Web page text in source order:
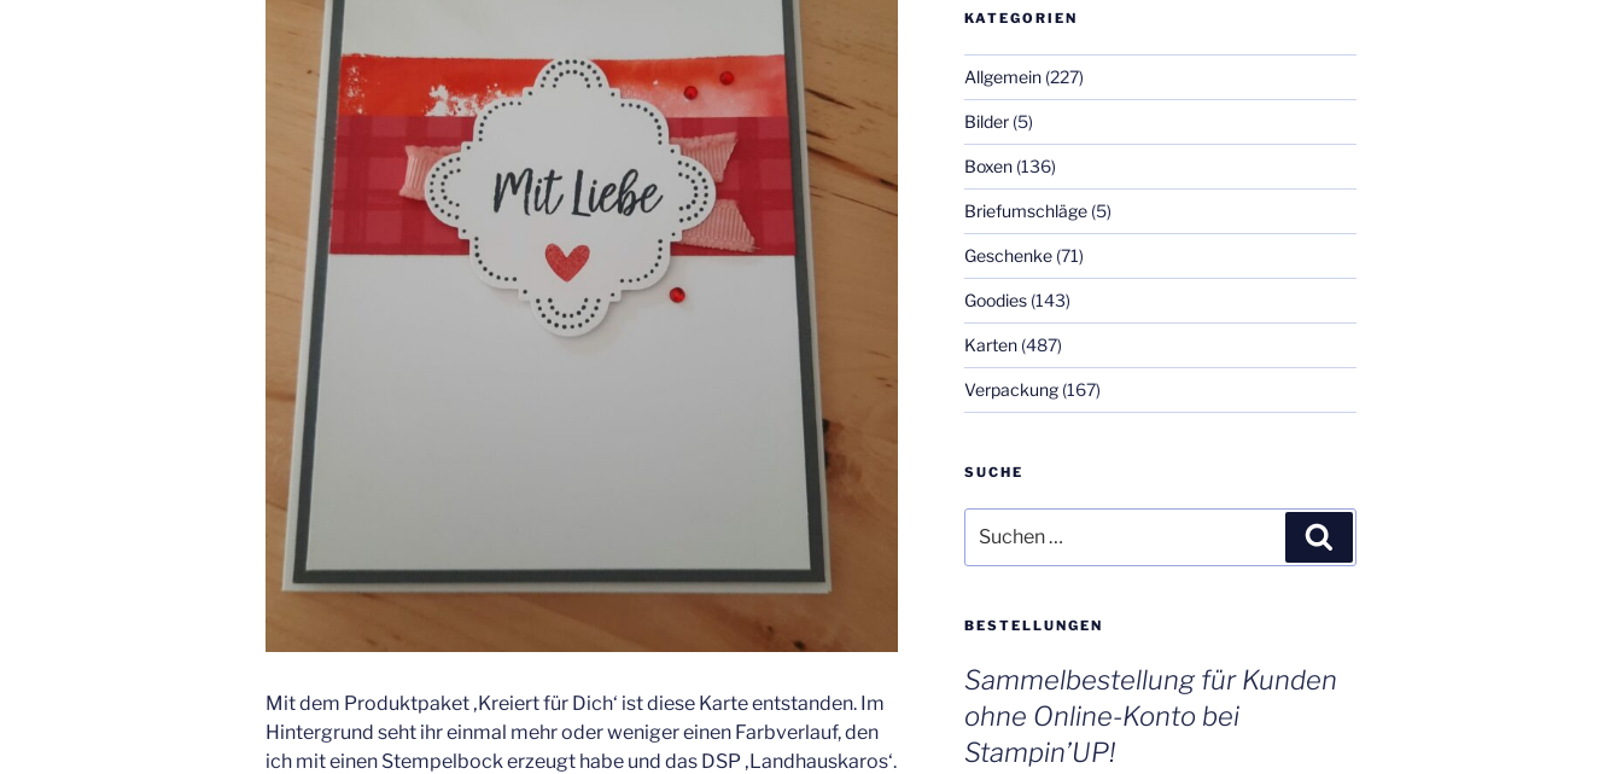
Mit dem Produktpaket ‚Kreiert für Dich‘ ist diese Karte entstanden. Im
Hintergrund seht ihr einmal mehr oder weniger einen Farbverlauf, den
ich mit einen Stempelbock erzeugt habe und das DSP ‚Landhauskaros‘.
KATEGORIEN
Allgemein(227)
Bilder(5)
Boxen(136)
Briefumschläge(5)
Geschenke(71)
Goodies(143)
Karten(487)
Verpackung(167)
SUCHE
nach:
BESTELLUNGEN
Sammelbestellung für Kunden
ohne Online-Konto bei
Stampin’UP!